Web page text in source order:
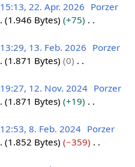
15:13, 22. Apr. 2026 Porzer
1.946 Bytes
+75
13:29, 13. Feb. 2026 Porzer
1.871 Bytes
0
19:27, 12. Nov. 2024 Porzer
1.871 Bytes
+19
12:53, 8. Feb. 2024 Porzer
1.852 Bytes
−359